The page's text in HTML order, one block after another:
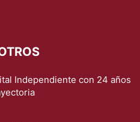
Independiente con 24 años